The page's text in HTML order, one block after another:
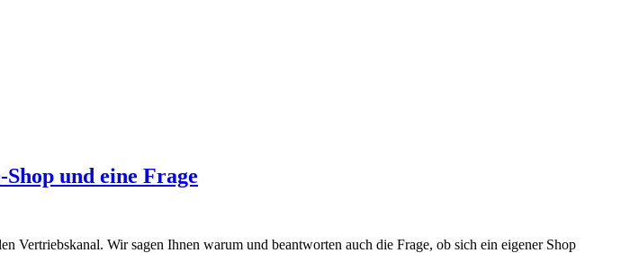
und eine Frage
Vertriebskanal. Wir sagen Ihnen warum und beantworten auch die Frage, ob sich ein eigener Shop